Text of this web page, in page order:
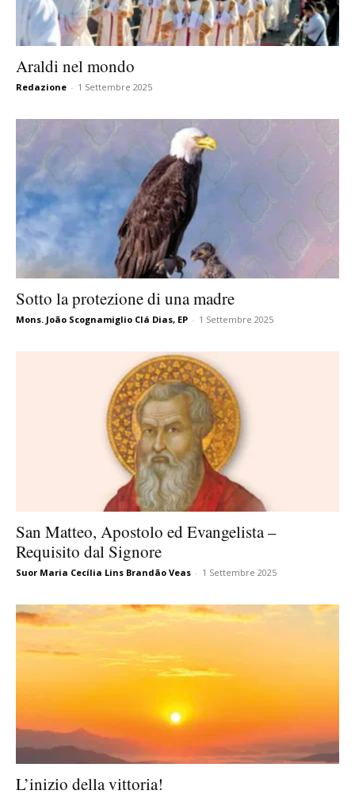
Araldi nel mondo
Redazione - 1 Settembre 2025
Sotto la protezione di una madre
Mons. João Scognamiglio Clá Dias, EP - 1 Settembre 2025
San Matteo, Apostolo ed Evangelista –
Requisito dal Signore
Suor Maria Cecília Lins Brandão Veas - 1 Settembre 2025
L’inizio della vittoria!